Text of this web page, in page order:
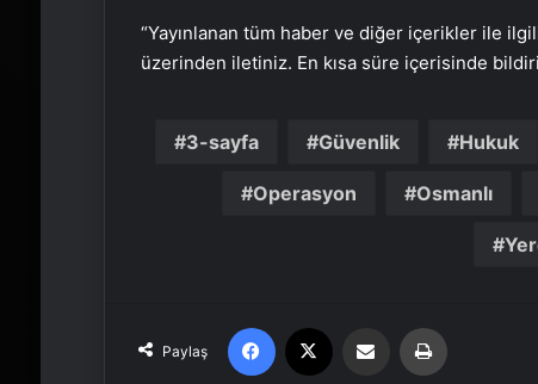
“Yayınlanan tüm haber ve diğer içerikler ile
üzerinden iletiniz. En kısa süre içerisinde
3-sayfa Güvenlik Hukuk
Operasyon Osmanlı
Paylaş
Facebook Email'den paylaş